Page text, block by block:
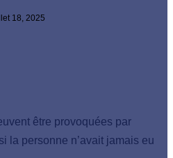
18, 2025